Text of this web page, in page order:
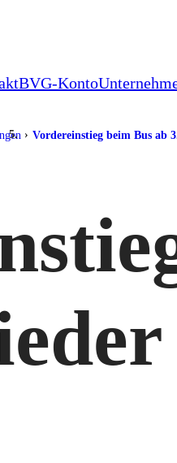
BVG-Konto
Vordereinstieg beim Bus ab